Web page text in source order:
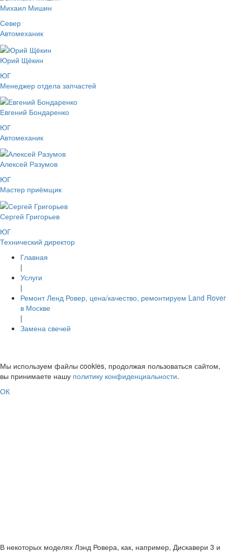
Михаил Мишин
Север
Автомеханик
Юрий Щёкин
ЮГ
Менеджер отдела запчастей
Евгений Бондаренко
ЮГ
Автомеханик
Алексей Разумов
ЮГ
Мастер приёмщик
Сергей Григорьев
ЮГ
Технический директор
Главная
|
Услуги
|
Ремонт Ленд Ровер, цена/качество, ремонтируем Land Rover
в Москве
|
Замена свечей
Мы используем файлы cookies, продолжая пользоваться сайтом,
вы принимаете нашу политику конфиденциальности.
ОК
В некоторых моделях Лэнд Ровера, как, например, Дискавери 3 и